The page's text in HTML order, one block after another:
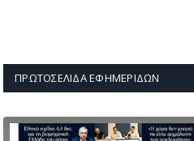
ΠΡΩΤΟΣΈΛΙΔΑ ΕΦΗΜΕΡΊΔΩΝ